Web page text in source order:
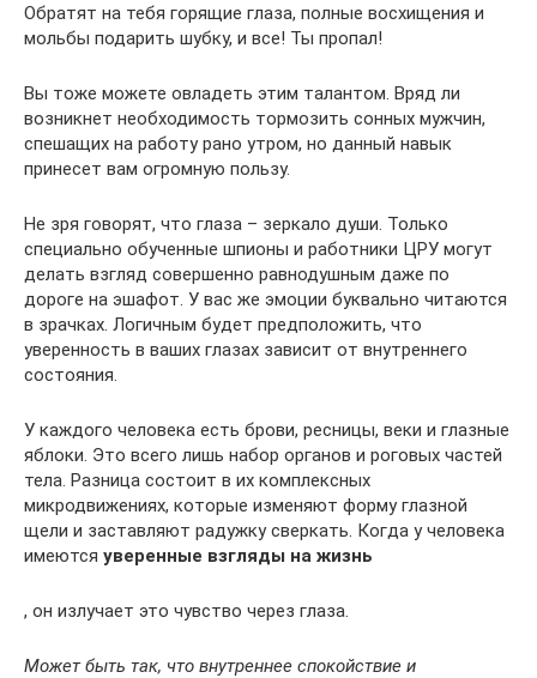
Обратят на тебя горящие глаза, полные восхищения и
мольбы подарить шубку, и все! Ты пропал!
Вы тоже можете овладеть этим талантом. Вряд ли
возникнет необходимость тормозить сонных мужчин,
спешащих на работу рано утром, но данный навык
принесет вам огромную пользу.
Не зря говорят, что глаза – зеркало души. Только
специально обученные шпионы и работники ЦРУ могут
делать взгляд совершенно равнодушным даже по
дороге на эшафот. У вас же эмоции буквально читаются
в зрачках. Логичным будет предположить, что
уверенность в ваших глазах зависит от внутреннего
состояния.
У каждого человека есть брови, ресницы, веки и глазные
яблоки. Это всего лишь набор органов и роговых частей
тела. Разница состоит в их комплексных
микродвижениях, которые изменяют форму глазной
щели и заставляют радужку сверкать. Когда у человека
имеются уверенные взгляды на жизнь
, он излучает это чувство через глаза.
Может быть так, что внутреннее спокойствие и